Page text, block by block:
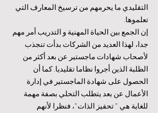
التقليدي ما يحرمهم من ترسيخ المعارف التي
تعلموها.
إن الجمع بين الحياة المهنية و التدريب أمر مهم
جدا، لهذا العديد من الشركات بدأت تنجذب
لأصحاب شهادات ماجستير عن بعد أكثر من
الطلبة الذين أجروا نظاما تقليديا. كما أن
الحصول على شهادة الماجستير في إدارة
الأعمال عن بعد يتطلب التحلي بصفة مهمة
للغاية هي " تحفيز الذات"، فنظرا لأنهم